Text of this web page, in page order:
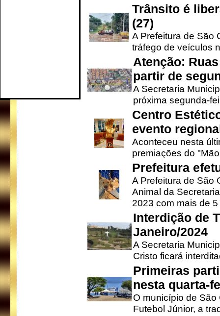
Trânsito é
(27)
A Prefeitura de São
tráfego de veículos
Atenção:
partir de
A Secretaria
próxima segunda-
Centro
evento
Aconteceu nesta
premiações do
Prefeitura
A Prefeitura de São
Animal da
2023 com mais de 5
Interdição de
Janeiro/2024
A Secretaria
Cristo ficará
Primeiras
nesta quarta-
O município de
Futebol Júnior, a